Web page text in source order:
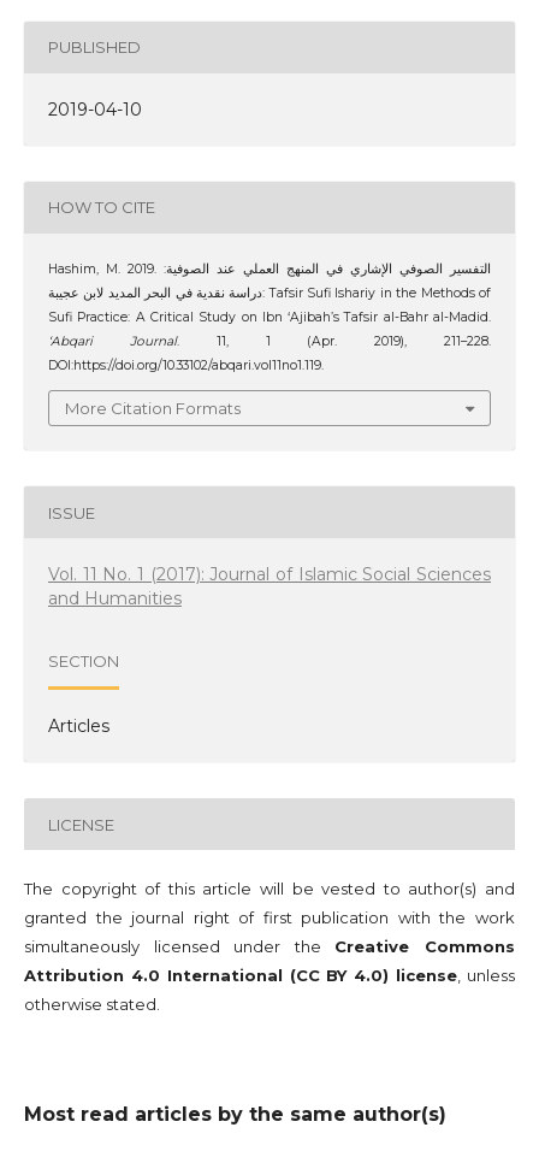
PUBLISHED
2019-04-10
HOW TO CITE
Hashim, M. 2019. التفسير الصوفي الإشاري في المنهج العملي عند الصوفية:
دراسة نقدية في البحر المديد لابن عجيبة: Tafsir Sufi Ishariy in the Methods of
Sufi Practice: A Critical Study on Ibn ‘Ajibah’s Tafsir al-Bahr al-Madid.
‘Abqari Journal. 11, 1 (Apr. 2019), 211–228.
DOI:https://doi.org/10.33102/abqari.vol11no1.119.
More Citation Formats
ISSUE
Vol. 11 No. 1 (2017): Journal of Islamic Social Sciences
and Humanities
SECTION
Articles
LICENSE
The copyright of this article will be vested to author(s) and
granted the journal right of first publication with the work
simultaneously licensed under the Creative Commons
Attribution 4.0 International (CC BY 4.0) license, unless
otherwise stated.
Most read articles by the same author(s)